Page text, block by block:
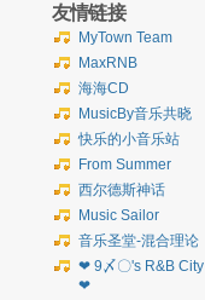
友情链接
MyTown Team
MaxRNB
海海CD
MusicBy音乐共晓
快乐的小音乐站
From Summer
西尔德斯神话
Music Sailor
音乐圣堂-混合理论
❤ 9〆〇's R&B City
❤